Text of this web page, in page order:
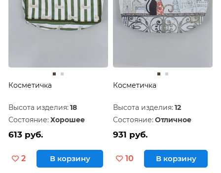
Косметичка
Высота изделия: 18
Состояние: Хорошее
613 руб.
2 В корзину
Косметичка
Высота изделия: 12
Состояние: Отличное
931 руб.
10 В корзину